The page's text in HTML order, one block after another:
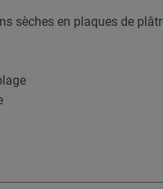
sèches en plaques de